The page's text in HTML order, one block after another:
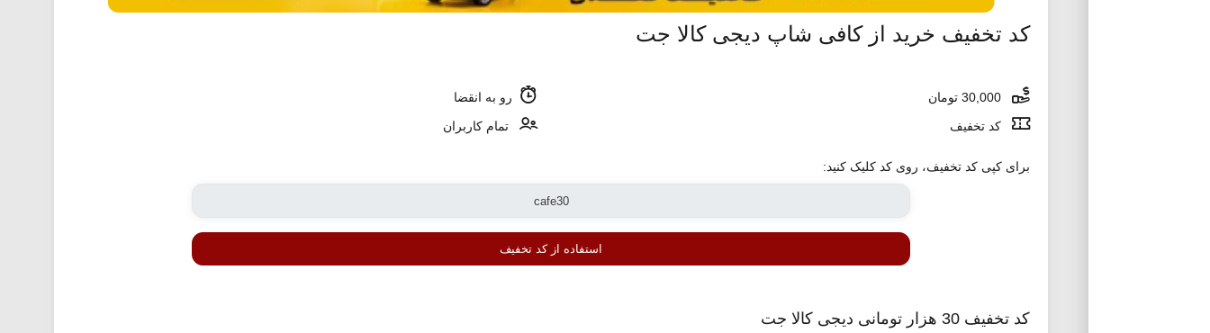
کد تخفیف خرید از کافی شاپ دیجی کالا جت
رو به انقضا
کد تخفیف
تمام کاربران
برای کپی کد تخفیف، روی کد کلیک کنید:
استفاده از کد تخفیف
کد تخفیف 30 هزار تومانی دیجی کالا جت